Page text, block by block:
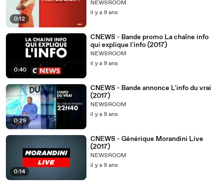
0:12
NEWSROOM
il y a 9 ans
0:40
CNEWS - Bande promo La chaîne info
qui explique l'info (2017)
NEWSROOM
il y a 9 ans
0:29
CNEWS - Bande annonce L'info du vrai
(2017)
NEWSROOM
il y a 9 ans
0:14
CNEWS - Générique Morandini Live
(2017)
NEWSROOM
il y a 9 ans